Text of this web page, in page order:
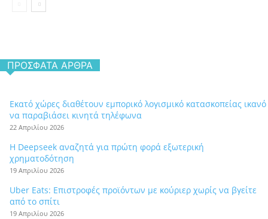
ΠΡΌΣΦΑΤΑ ΆΡΘΡΑ
Εκατό χώρες διαθέτουν εμπορικό λογισμικό κατασκοπείας ικανό
να παραβιάσει κινητά τηλέφωνα
22 Απριλίου 2026
Η Deepseek αναζητά για πρώτη φορά εξωτερική
χρηματοδότηση
19 Απριλίου 2026
Uber Eats: Επιστροφές προϊόντων με κούριερ χωρίς να βγείτε
από το σπίτι
19 Απριλίου 2026